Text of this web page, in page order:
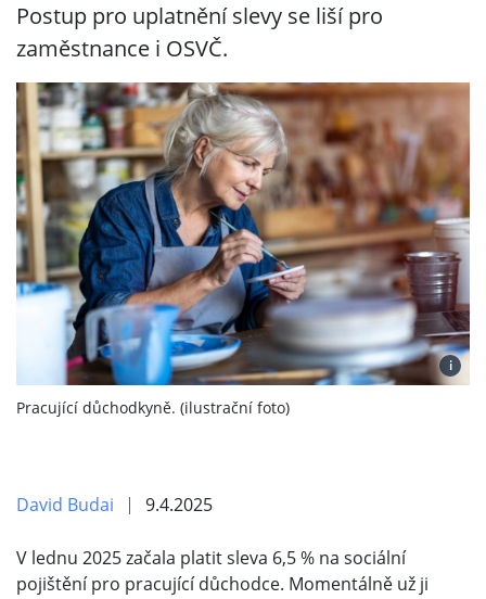
Postup pro uplatnění slevy se liší pro
zaměstnance i OSVČ.
i
Pracující důchodkyně. (ilustrační foto)
David Budai 9.4.2025
V lednu 2025 začala platit sleva 6,5 % na sociální
pojištění pro pracující důchodce. Momentálně už ji